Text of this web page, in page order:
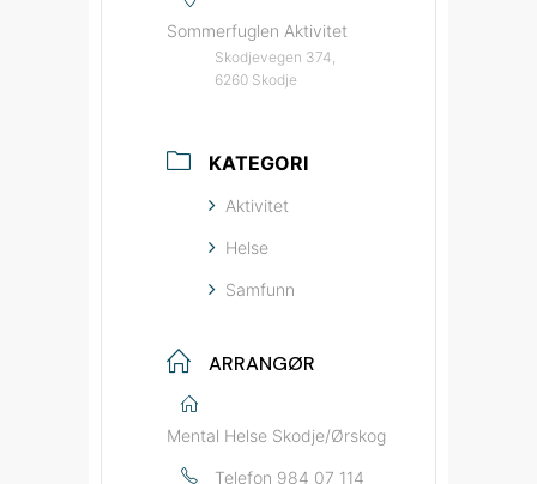
Sommerfuglen Aktivitet
Skodjevegen 374,
6260 Skodje
KATEGORI
Aktivitet
Helse
Samfunn
ARRANGØR
Mental Helse Skodje/Ørskog
Telefon 984 07 114